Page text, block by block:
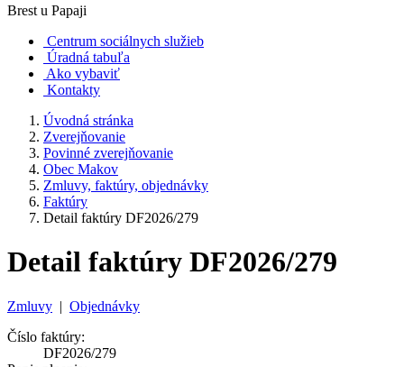
Brest u Papaji
Centrum sociálnych služieb
Úradná tabuľa
Ako vybaviť
Kontakty
Úvodná stránka
Zverejňovanie
Povinné zverejňovanie
Obec Makov
Zmluvy, faktúry, objednávky
Faktúry
Detail faktúry DF2026/279
Detail faktúry DF2026/279
Zmluvy | Objednávky
Číslo faktúry:
DF2026/279